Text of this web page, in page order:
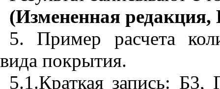
(Измененная
5. Пример расчета
вида покрытия.
5.1.Краткая запись: